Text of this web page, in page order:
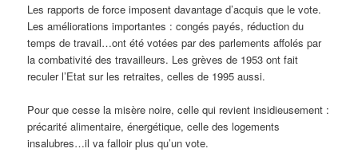
Les rapports de force imposent davantage d’acquis que le vote.
Les améliorations importantes : congés payés, réduction du
temps de travail…ont été votées par des parlements affolés par
la combativité des travailleurs. Les grèves de 1953 ont fait
reculer l’Etat sur les retraites, celles de 1995 aussi.
Pour que cesse la misère noire, celle qui revient insidieusement :
précarité alimentaire, énergétique, celle des logements
insalubres…il va falloir plus qu’un vote.